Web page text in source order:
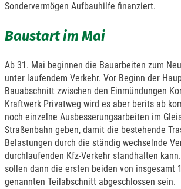
Sondervermögen Aufbauhilfe finanziert.
Baustart im Mai
Ab 31. Mai beginnen die Bauarbeiten zum
unter laufendem Verkehr. Vor Beginn der
Bauabschnitt zwischen den Einmündungen
Kraftwerk Privatweg wird es aber berits ab
noch einzelne Ausbesserungsarbeiten im
Straßenbahn geben, damit die bestehende
Belastungen durch die ständig wechselnde
durchlaufenden Kfz-Verkehr standhalten
sollen dann die ersten beiden von insgesamt
genannten Teilabschnitt abgeschlossen sein.